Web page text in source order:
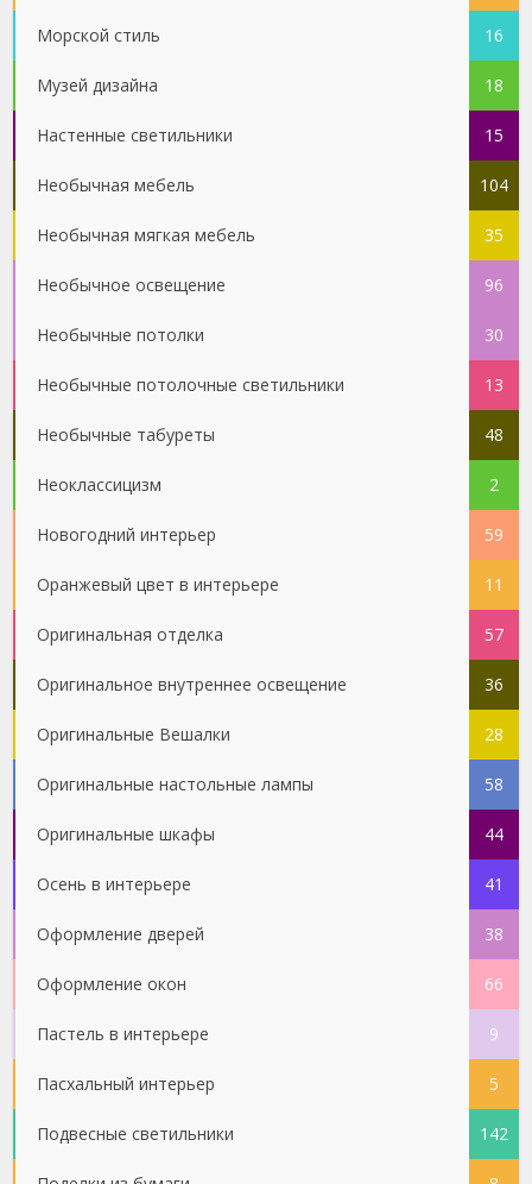
Морской стиль 16
Музей дизайна 18
Настенные светильники 15
Необычная мебель 104
Необычная мягкая мебель 35
Необычное освещение 96
Необычные потолки 30
Необычные потолочные светильники 13
Необычные табуреты 48
Неоклассицизм 2
Новогодний интерьер 59
Оранжевый цвет в интерьере 11
Оригинальная отделка 57
Оригинальное внутреннее освещение 36
Оригинальные Вешалки 28
Оригинальные настольные лампы 58
Оригинальные шкафы 44
Осень в интерьере 41
Оформление дверей 38
Оформление окон 66
Пастель в интерьере 9
Пасхальный интерьер 5
Подвесные светильники 142